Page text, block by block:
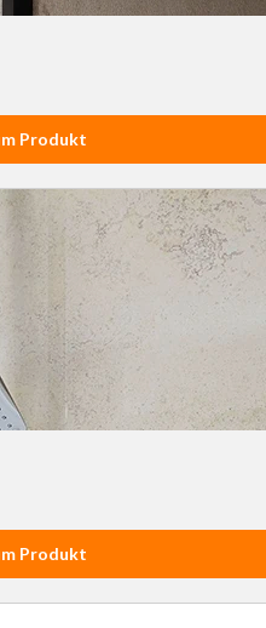
Produkt
Produkt